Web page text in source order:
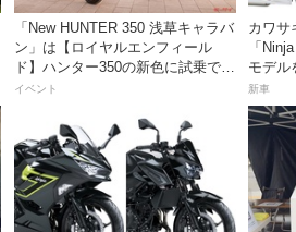
「New HUNTER 350 浅草キャラバ
ン」は【ロイヤルエンフィール
ド】ハンター350の新色に試乗でき
るチャンス！
イベント
カワサ
「
モデル
月5日
新車